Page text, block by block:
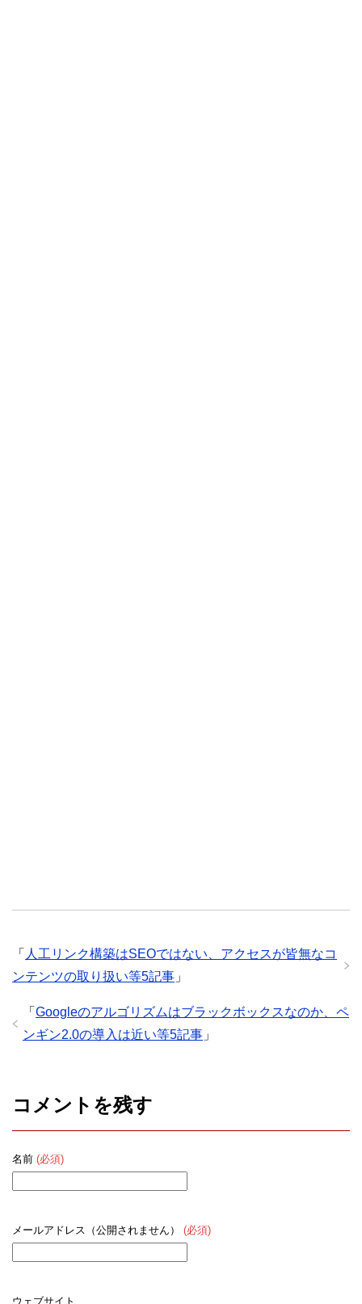
「 人工リンク構築はSEOではない、アクセスが皆無なコ
ンテンツの取り扱い等5記事 」
「 Googleのアルゴリズムはブラックボックスなのか、ペ
ンギン2.0の導入は近い等5記事 」
コメントを残す
名前 (必須)
メールアドレス（公開されません） (必須)
ウェブサイト